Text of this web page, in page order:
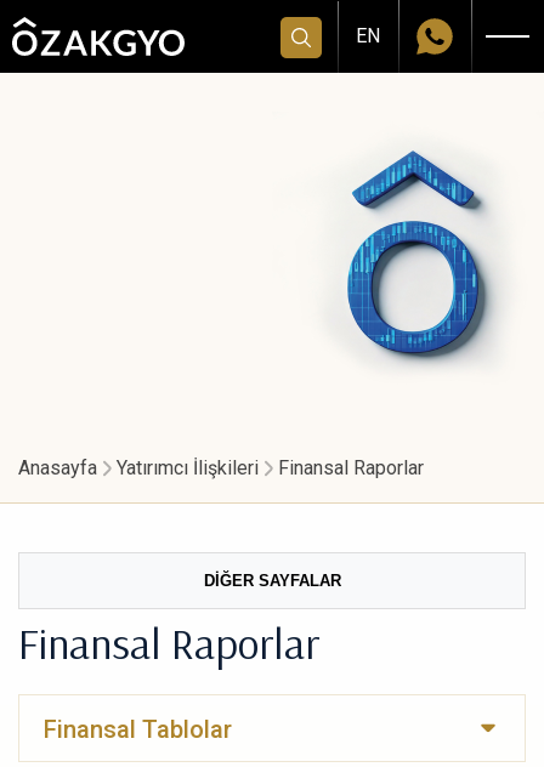
EN
Anasayfa Yatırımcı İlişkileri Finansal Raporlar
DİĞER SAYFALAR
Finansal Raporlar
Finansal Tablolar